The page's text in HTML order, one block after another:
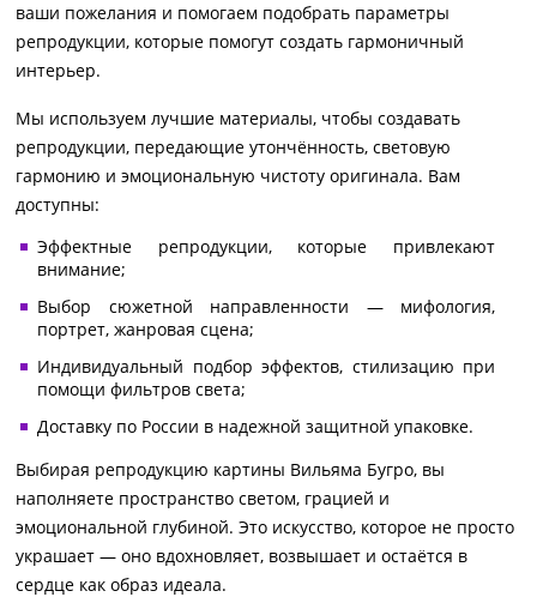
ваши пожелания и помогаем подобрать параметры
репродукции, которые помогут создать гармоничный
интерьер.
Мы используем лучшие материалы, чтобы создавать
репродукции, передающие утончённость, световую
гармонию и эмоциональную чистоту оригинала. Вам
доступны:
Эффектные репродукции, которые привлекают
внимание;
Выбор сюжетной направленности — мифология,
портрет, жанровая сцена;
Индивидуальный подбор эффектов, стилизацию при
помощи фильтров света;
Доставку по России в надежной защитной упаковке.
Выбирая репродукцию картины Вильяма Бугро, вы
наполняете пространство светом, грацией и
эмоциональной глубиной. Это искусство, которое не просто
украшает — оно вдохновляет, возвышает и остаётся в
сердце как образ идеала.